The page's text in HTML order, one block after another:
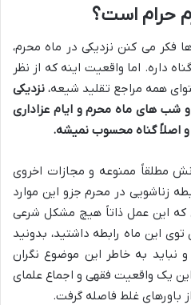
حرام است؟
می کنن نزدیکی در ماه محرم،
داره. اما واقعیت اینه که از نظر
همه مراجع تقلید شیعه، نزدیکی
شب های ماه محرم و ایام عزاداری
اصلاً گناه محسوب نمیشه.
مطلقاً ممنوعه و مجازات اخروی
زناشویی در محرم جزو این موارد
این عمل ذاتاً هیچ مشکل شرعی
این ماه رابطه داشتید، بدونید
به خاطر این موضوع نگران
یک واقعیت فقهی و اجماع علمای
باورهای غلط فاصله گرفت.